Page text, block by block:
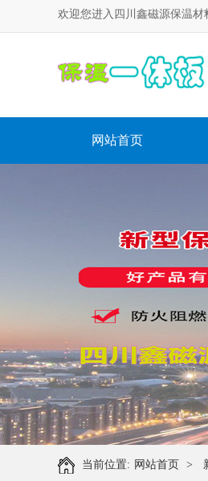
欢迎您进入四川鑫磁源保温材
网站首页
当前位置: 网站首页 >